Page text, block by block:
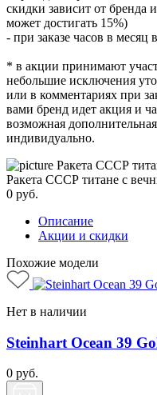
скидки зависит от бренда
может достигать 15%)
- при заказе часов в месяц
* в акции принимают
небольшие исключения
или в комментариях при
вами бренд идет акция и
возможная
индивидуально.
Ракета СССР титане с
0 руб.
Описание
Акции и скидки
Похожие модели
Нет в наличии
Steinhart Ocean 39
0 руб.